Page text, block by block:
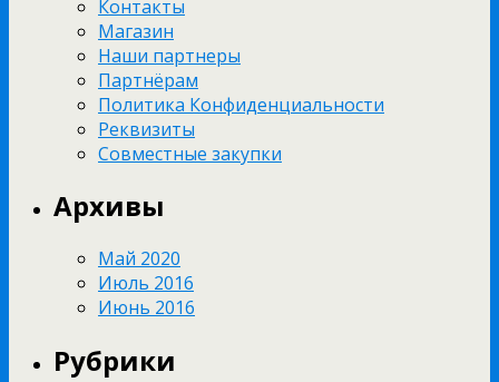
Контакты
Магазин
Наши партнеры
Партнёрам
Политика Конфиденциальности
Реквизиты
Совместные закупки
Архивы
Май 2020
Июль 2016
Июнь 2016
Рубрики